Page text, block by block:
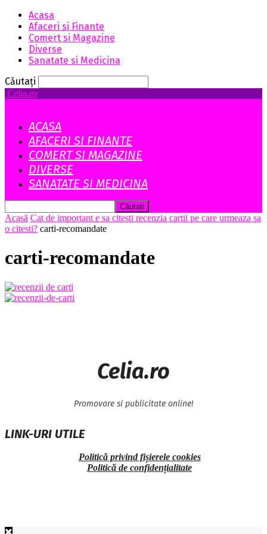
Acasa
Afaceri si Finante
Comert si Magazine
Diverse
Sanatate si Medicina
Căutați
Celia.ro
ACASA
AFACERI SI FINANTE
COMERT SI MAGAZINE
DIVERSE
SANATATE SI MEDICINA
Acasă Cat de important e sa citesti recenzia cartii pe care urmeaza sa
o citesti? carti-recomandate
carti-recomandate
Celia.ro
Promovare si publicitate online!
LINK-URI UTILE
Politică privind fișierele cookies
Politică de confidențialitate